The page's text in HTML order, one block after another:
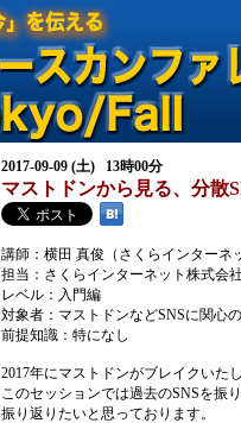
2017-09-09 (土) 13時00分
マストドンから見る、分散
講師：横田 真俊（さくらインターネ
担当：さくらインターネット株式会社
レベル：入門編
対象者：マストドンなどSNSに関心
前提知識：特になし
2017年にマストドンがブレイクいた
このセッションでは過去のSNSを振
振り返りたいと思っております。